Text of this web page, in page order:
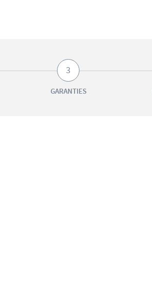
3
GARANTIES